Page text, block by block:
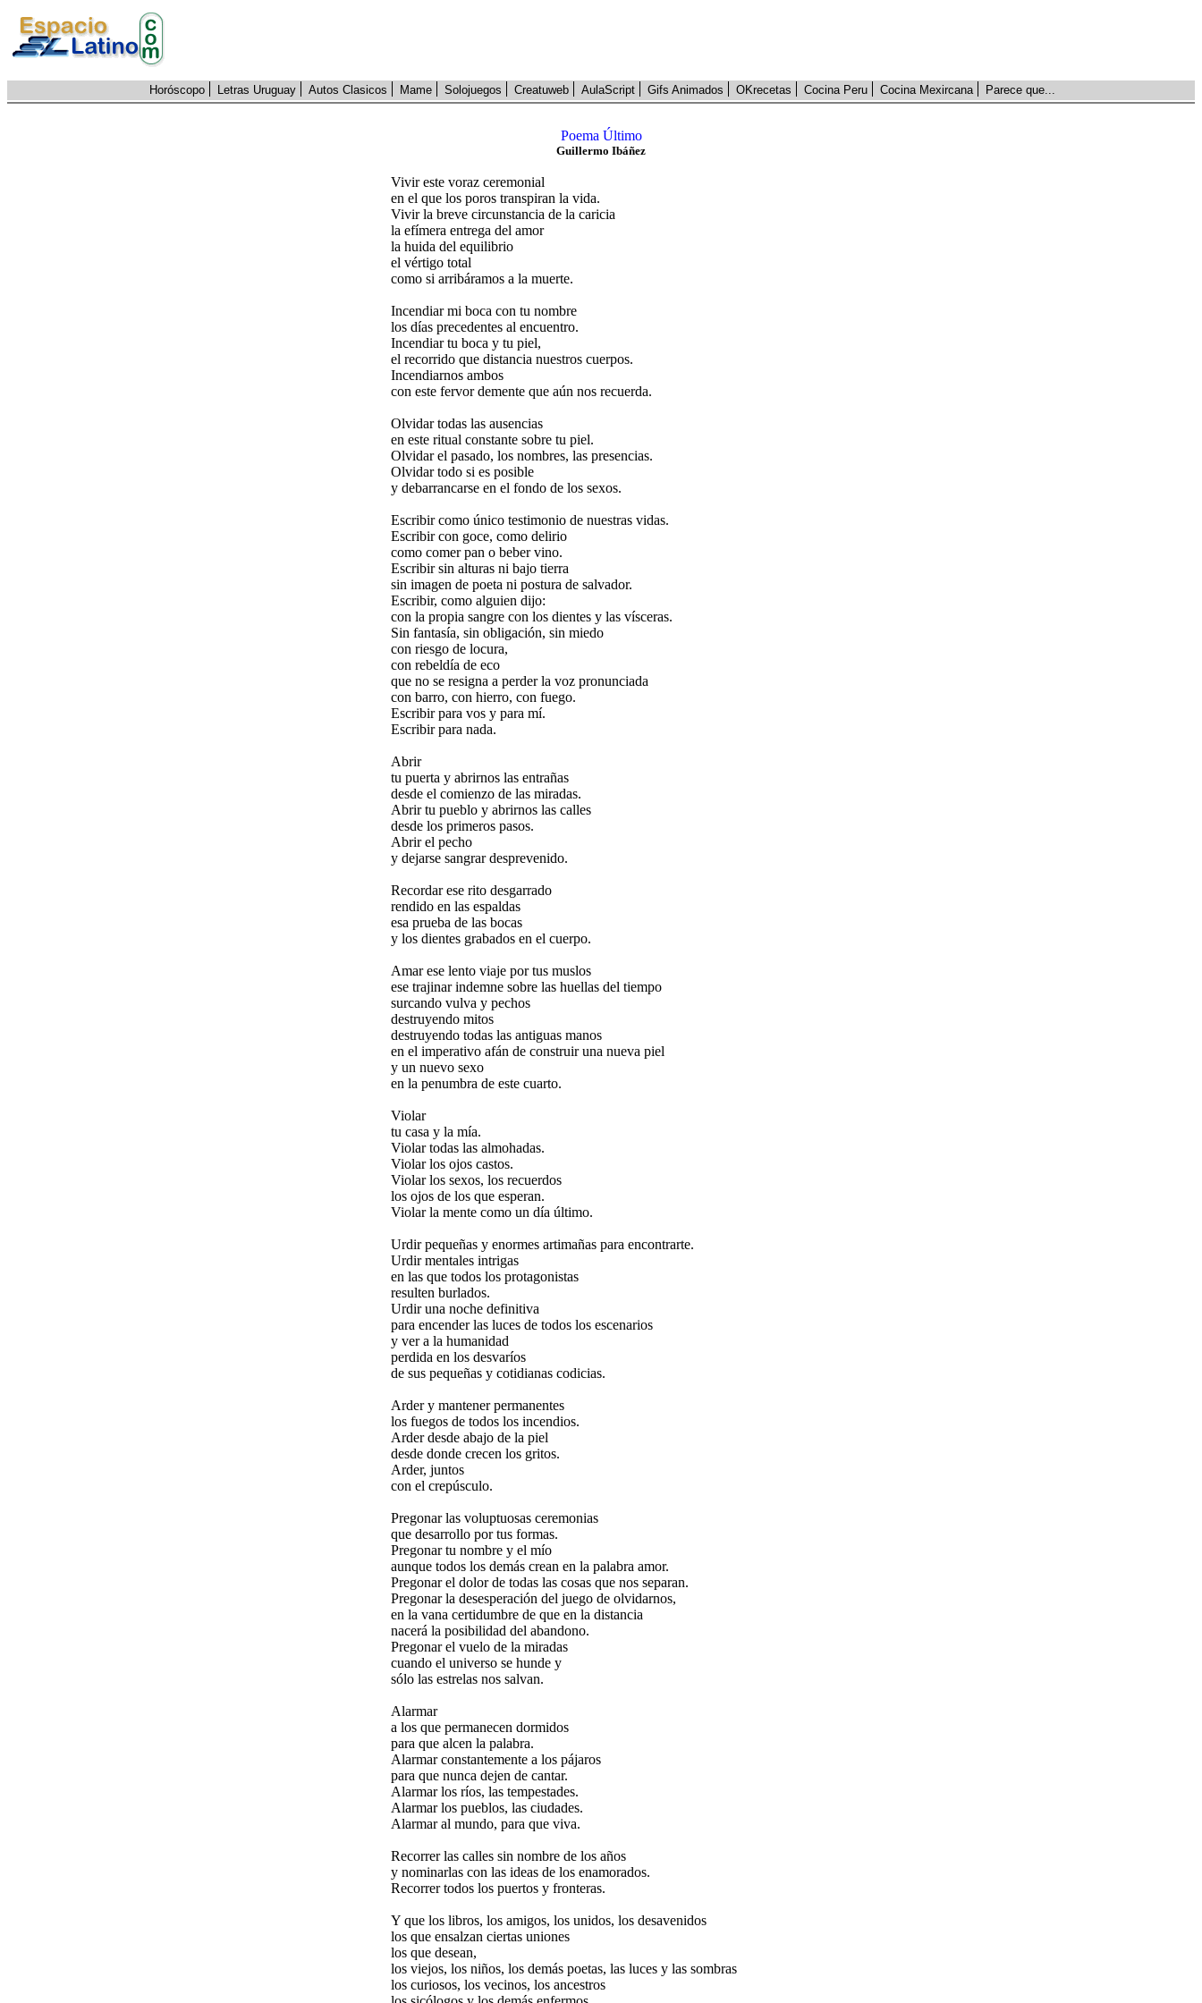
Horóscopo Letras Uruguay Autos Clasicos Mame Solojuegos Creatuweb AulaScript Gifs Animados OKrecetas Cocina Peru Cocina Mexircana Parece que...
Poema Último
Guillermo Ibáñez
Vivir este voraz ceremonial
en el que los poros transpiran la vida.
Vivir la breve circunstancia de la caricia
la efímera entrega del amor
la huida del equilibrio
el vértigo total
como si arribáramos a la muerte.
Incendiar mi boca con tu nombre
los días precedentes al encuentro.
Incendiar tu boca y tu piel,
el recorrido que distancia nuestros cuerpos.
Incendiarnos ambos
con este fervor demente que aún nos recuerda.
Olvidar todas las ausencias
en este ritual constante sobre tu piel.
Olvidar el pasado, los nombres, las presencias.
Olvidar todo si es posible
y debarrancarse en el fondo de los sexos.
Escribir como único testimonio de nuestras vidas.
Escribir con goce, como delirio
como comer pan o beber vino.
Escribir sin alturas ni bajo tierra
sin imagen de poeta ni postura de salvador.
Escribir, como alguien dijo:
con la propia sangre con los dientes y las vísceras.
Sin fantasía, sin obligación, sin miedo
con riesgo de locura,
con rebeldía de eco
que no se resigna a perder la voz pronunciada
con barro, con hierro, con fuego.
Escribir para vos y para mí.
Escribir para nada.
Abrir
tu puerta y abrirnos las entrañas
desde el comienzo de las miradas.
Abrir tu pueblo y abrirnos las calles
desde los primeros pasos.
Abrir el pecho
y dejarse sangrar desprevenido.
Recordar ese rito desgarrado
rendido en las espaldas
esa prueba de las bocas
y los dientes grabados en el cuerpo.
Amar ese lento viaje por tus muslos
ese trajinar indemne sobre las huellas del tiempo
surcando vulva y pechos
destruyendo mitos
destruyendo todas las antiguas manos
en el imperativo afán de construir una nueva piel
y un nuevo sexo
en la penumbra de este cuarto.
Violar
tu casa y la mía.
Violar todas las almohadas.
Violar los ojos castos.
Violar los sexos, los recuerdos
los ojos de los que esperan.
Violar la mente como un día último.
Urdir pequeñas y enormes artimañas para encontrarte.
Urdir mentales intrigas
en las que todos los protagonistas
resulten burlados.
Urdir una noche definitiva
para encender las luces de todos los escenarios
y ver a la humanidad
perdida en los desvaríos
de sus pequeñas y cotidianas codicias.
Arder y mantener permanentes
los fuegos de todos los incendios.
Arder desde abajo de la piel
desde donde crecen los gritos.
Arder, juntos
con el crepúsculo.
Pregonar las voluptuosas ceremonias
que desarrollo por tus formas.
Pregonar tu nombre y el mío
aunque todos los demás crean en la palabra amor.
Pregonar el dolor de todas las cosas que nos separan.
Pregonar la desesperación del juego de olvidarnos,
en la vana certidumbre de que en la distancia
nacerá la posibilidad del abandono.
Pregonar el vuelo de la miradas
cuando el universo se hunde y
sólo las estrelas nos salvan.
Alarmar
a los que permanecen dormidos
para que alcen la palabra.
Alarmar constantemente a los pájaros
para que nunca dejen de cantar.
Alarmar los ríos, las tempestades.
Alarmar los pueblos, las ciudades.
Alarmar al mundo, para que viva.
Recorrer las calles sin nombre de los años
y nominarlas con las ideas de los enamorados.
Recorrer todos los puertos y fronteras.
Y que los libros, los amigos, los unidos, los desavenidos
los que ensalzan ciertas uniones
los que desean,
los viejos, los niños, los demás poetas, las luces y las sombras
los curiosos, los vecinos, los ancestros